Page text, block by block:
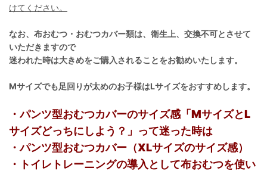
けてください。
なお、布おむつ・おむつカバー類は、衛生上、交換不可とさせて
いただきますので
迷われた時は大きめをご購入されることをお勧めいたします。
Mサイズでも足回りが太めのお子様はLサイズをおすすめします。
・パンツ型おむつカバーのサイズ感「MサイズとL
サイズどっちにしよう？」って迷った時は
・パンツ型おむつカバー（XLサイズのサイズ感）
・トイレトレーニングの導入として布おむつを使い